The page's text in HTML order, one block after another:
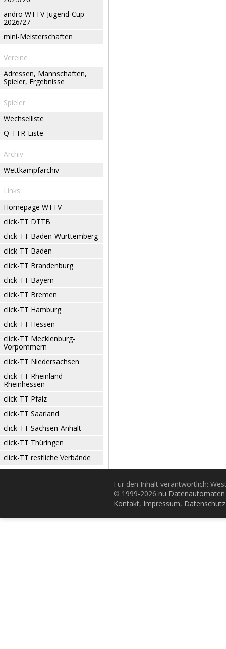
andro WTTV-Jugend-Cup
2026/27
mini-Meisterschaften
Vereine
Adressen, Mannschaften,
Spieler, Ergebnisse
Spieler
Wechselliste
Q-TTR-Liste
Archiv
Wettkampfarchiv
Links
Homepage WTTV
click-TT DTTB
click-TT Baden-Württemberg
click-TT Baden
click-TT Brandenburg
click-TT Bayern
click-TT Bremen
click-TT Hamburg
click-TT Hessen
click-TT Mecklenburg-
Vorpommern
click-TT Niedersachsen
click-TT Rheinland-
Rheinhessen
click-TT Pfalz
click-TT Saarland
click-TT Sachsen-Anhalt
click-TT Thüringen
click-TT restliche Verbände
Für den Inhalt verantwortlich:
© 1999-2026 nu
Kontakt, Impressum, Datenschutz